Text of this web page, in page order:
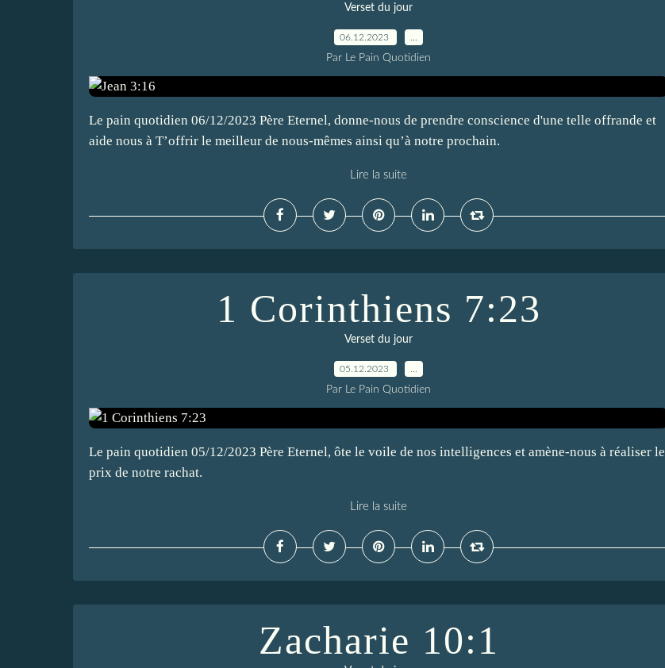
Verset du jour
06.12.2023
Par Le Pain Quotidien
Le pain quotidien 06/12/2023 Père Eternel, donne-nous de prendre conscience d'une telle offrande et
aide nous à T’offrir le meilleur de nous-mêmes ainsi qu’à notre prochain.
Lire la suite
1 Corinthiens 7:23
Verset du jour
05.12.2023
Par Le Pain Quotidien
Le pain quotidien 05/12/2023 Père Eternel, ôte le voile de nos intelligences et amène-nous à réaliser le
prix de notre rachat.
Lire la suite
Zacharie 10:1